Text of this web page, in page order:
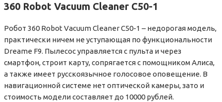
360 Robot Vacuum Cleaner C50-1
Робот 360 Robot Vacuum Cleaner C50-1 – недорогая модель,
практически ничем не уступающая по функциональности
Dreame F9. Пылесос управляется с пульта и через
смартфон, строит карту, сопрягается с помощником Алиса,
а также имеет русскоязычное голосовое оповещение. В
навигационной системе нет оптической камеры, зато и
стоимость модели составляет до 10000 рублей.